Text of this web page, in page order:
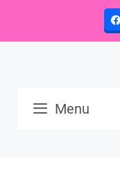
content
Menu